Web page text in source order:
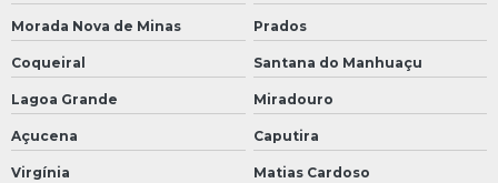
Morada Nova de Minas Prados
Coqueiral Santana do Manhuaçu
Lagoa Grande Miradouro
Açucena Caputira
Virgínia Matias Cardoso